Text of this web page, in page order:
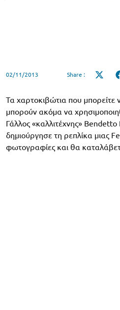
02/11/2013 Share :
Share
Τα χαρτοκιβώτια που μπορείτε
μπορούν ακόμα να
Γάλλος «καλλιτέχνης»
δημιούργησε τη ρεπλίκα μιας
φωτογραφίες και θα